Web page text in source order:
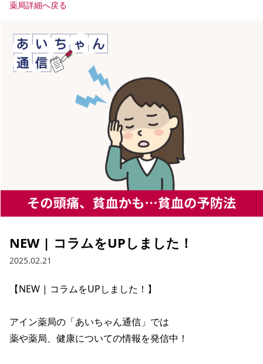
薬局詳細へ戻る
NEW | コラムをUPしました！
2025.02.21
【NEW | コラムをUPしました！】
アイン薬局の「あいちゃん通信」では
薬や薬局、健康についての情報を発信中！